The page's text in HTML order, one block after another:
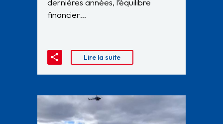
dernières années, l’équilibre
financier…
Lire la suite